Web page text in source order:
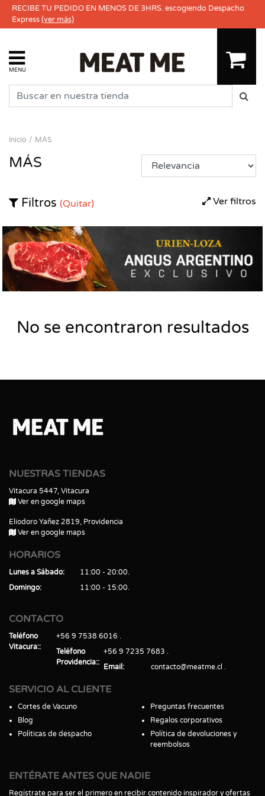
RECIBE TU PEDIDO EN MENOS DE 3HRS. escogiendo Despacho
Express(ver más)
MENU
Inicio MÁS
MÁS
Ver filtros
Filtros (Quitar)
No se encontraron resultados
NUESTRAS TIENDAS
Vitacura 5447, Vitacura
Ver en google maps
Eliodoro Yañez 2819, Providencia
Ver en google maps
HORARIOS
Lunes a Sábado
11:00 - 20:00
Domingo
11:00 - 15:00
CONTACTO
Teléfono
Vitacura:
+56 9 7538 6016
Teléfono
Providencia:
+56 9 7235 7683
Email
contacto@meatme.cl
SERVICIO AL CLIENTE
Cortes de Vacuno
Blog
Políticas de despacho
Preguntas frecuentes
Regalos corporativos
Política de devoluciones y
reembolsos
ENTÉRATE ANTES QUE NADIE
Regístrate para ser el primero en recibir contenido inspirador y ofertas